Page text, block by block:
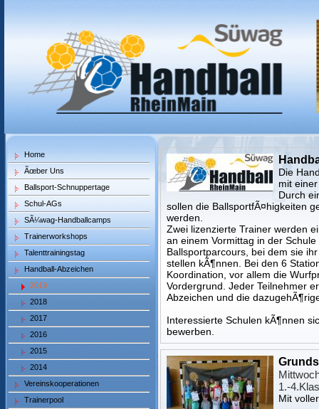
Home
Ãœber Uns
Ballsport-Schnuppertage
Schul-AGs
SÃ¼wag-Handballcamps
Trainerworkshops
Talenttrainingstag
Handball-Abzeichen
2019
2018
2017
2016
2015
2014
Vereinskooperationen
Trainerpool
Die
mit
Durch
sollen die BallsportfÃ¤higkeiten
werden.
Zwei lizenzierte Trainer werden
an einem Vormittag in der
Ballsportparcours, bei dem sie
stellen kÃ¶nnen. Bei den 6
Koordination, vor allem die
Vordergrund. Jeder Teilnehmer
Abzeichen und die
Interessierte Schulen kÃ¶nnen
bewerben.
1.-
Mit